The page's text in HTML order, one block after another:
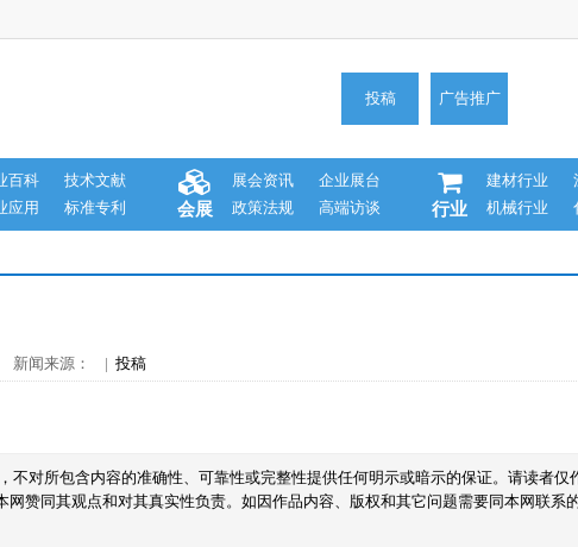
投稿 广告推广
百科
技术文献
应用
标准专利 会展
展会资讯
企业展台
政策法规
高端访谈 行业
建材行业
机械行业
新闻来源： | 投稿
不对所包含内容的准确性、可靠性或完整性提供任何明示或暗示的保证。请读者仅
赞同其观点和对其真实性负责。如因作品内容、版权和其它问题需要同本网联系